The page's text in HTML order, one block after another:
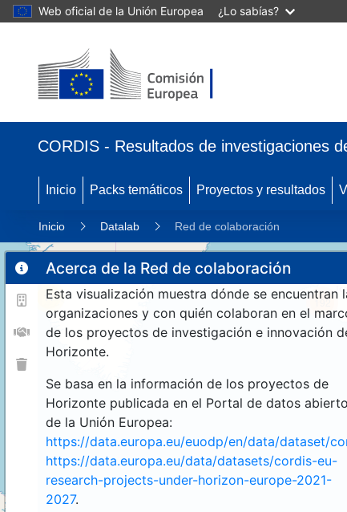
Web oficial de la Unión Europea ¿Lo sabías?
CORDIS - Resultados de investigaciones
Inicio Packs temáticos Proyectos y resultados
Inicio Datalab Red de colaboración
Acerca de la Red de colaboración
Esta visualización muestra dónde se encuentran
organizaciones y con quién colaboran en el
de los proyectos de investigación e innovación
Horizonte.
Se basa en la información de los proyectos de
Horizonte publicada en el Portal de datos
de la Unión Europea:
https://data.europa.eu/euodp/en/data/dataset/
https://data.europa.eu/data/datasets/cordis-eu-
research-projects-under-horizon-europe-2021-
2027.
11 192